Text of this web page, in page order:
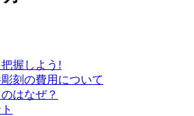
握しよう!
刻の費用について
はなぜ？